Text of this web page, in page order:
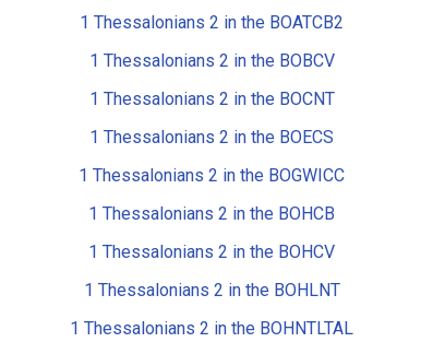
1 Thessalonians 2 in the BOATCB2
1 Thessalonians 2 in the BOBCV
1 Thessalonians 2 in the BOCNT
1 Thessalonians 2 in the BOECS
1 Thessalonians 2 in the BOGWICC
1 Thessalonians 2 in the BOHCB
1 Thessalonians 2 in the BOHCV
1 Thessalonians 2 in the BOHLNT
1 Thessalonians 2 in the BOHNTLTAL